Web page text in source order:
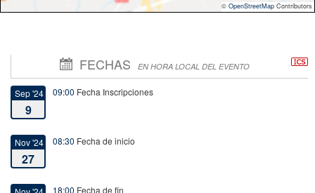
© OpenStreetMap Contributors
FECHAS EN HORA LOCAL DEL EVENTO
Sep '24
9
09:00 Fecha Inscripciones
Nov '24
27
08:30 Fecha de inicio
18:00 Fecha de fin